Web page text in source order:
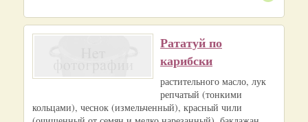
Рататуй по
карибски
растительного масло, лук
репчатый (тонкими
кольцами), чеснок (измельченный), красный чили